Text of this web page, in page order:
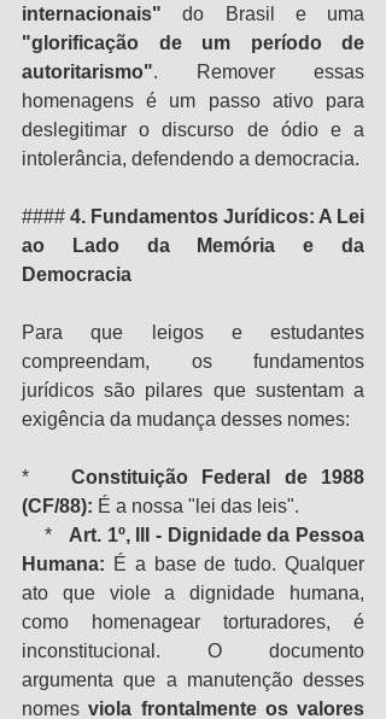
internacionais"
"glorificação de um período de
autoritarismo". Remover essas
homenagens é um passo ativo para
deslegitimar o discurso de ódio e a
intolerância, defendendo a democracia.
#### 4. Fundamentos Jurídicos: A Lei
ao Lado da Memória e da
Democracia
Para que leigos e estudantes
compreendam, os fundamentos
jurídicos são pilares que sustentam a
exigência da mudança desses nomes:
* Constituição Federal de 1988
(CF/88): É a nossa "lei das leis".
* Art. 1º, III - Dignidade da Pessoa
Humana: É a base de tudo. Qualquer
ato que viole a dignidade humana,
como homenagear torturadores, é
inconstitucional. O documento
argumenta que a manutenção desses
nomes viola frontalmente os valores